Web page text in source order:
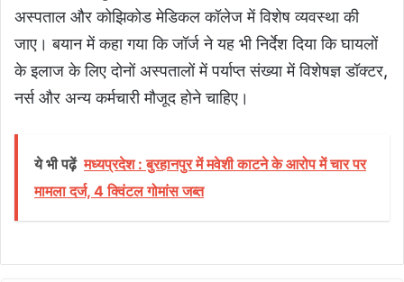
अस्पताल और कोझिकोड मेडिकल कॉलेज में विशेष व्यवस्था की
जाए। बयान में कहा गया कि जॉर्ज ने यह भी निर्देश दिया कि घायलों
के इलाज के लिए दोनों अस्पतालों में पर्याप्त संख्या में विशेषज्ञ डॉक्टर,
नर्स और अन्य कर्मचारी मौजूद होने चाहिए।
ये भी पढ़ें मध्यप्रदेश : बुरहानपुर में मवेशी काटने के आरोप में चार पर
मामला दर्ज, 4 क्विंटल गोमांस जब्त